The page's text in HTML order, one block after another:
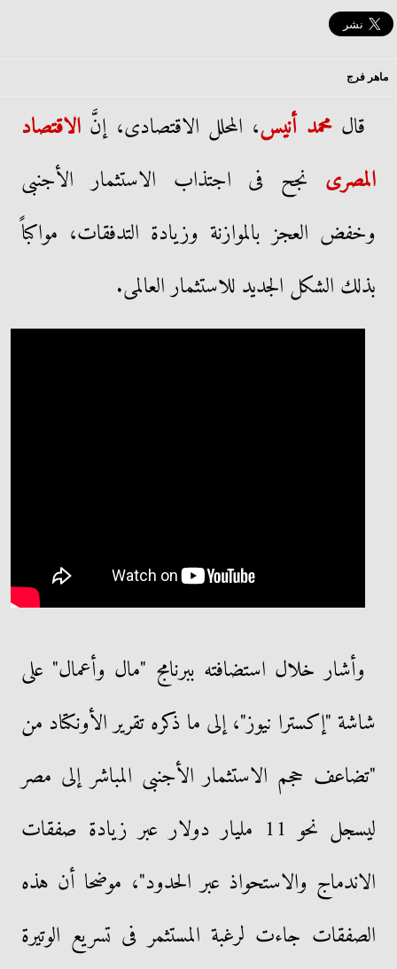
ماهر فرج
قالمحمد أنيس، المحلل الاقتصادى، إنَّ الاقتصاد
المصرى نجح فى اجتذاب الاستثمار الأجنبى
وخفض العجز بالموازنة وزيادة التدفقات، مواكباً
بذلك الشكل الجديد للاستثمار العالمى.
وأشار خلال استضافته ببرنامج "مال وأعمال" على
شاشة "إكسترا نيوز"، إلى ما ذكره تقرير الأونكتاد من
"تضاعف حجم الاستثمار الأجنبى المباشر إلى مصر
ليسجل نحو 11 مليار دولار عبر زيادة صفقات
الاندماج والاستحواذ عبر الحدود"، موضحا أن هذه
الصفقات جاءت لرغبة المستثمر فى تسريع الوتيرة